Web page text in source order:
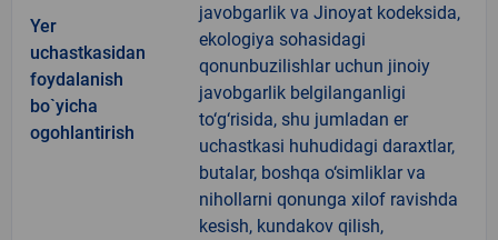
Yer
uchastkasidan
foydalanish
bo`yicha
ogohlantirish
javobgarlik va Jinoyat kodeksida,
ekologiya sohasidagi
qonunbuzilishlar uchun jinoiy
javobgarlik belgilanganligi
to‘g‘risida, shu jumladan er
uchastkasi huhudidagi daraxtlar,
butalar, boshqa o‘simliklar va
nihollarni qonunga xilof ravishda
kesish, kundakov qilish,